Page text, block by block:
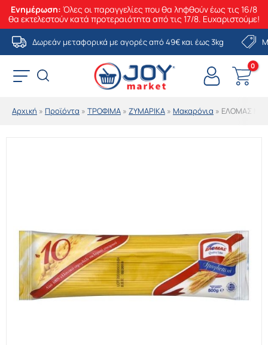
Ενημέρωση: Όλες οι παραγγελίες που θα ληφθούν έως τις 16/8
θα εκτελεστούν κατά προτεραιότητα από τις 17/8. Ευχαριστούμε!
Μετάβαση
στο
περιεχόμενο
Δωρεάν μεταφορικά με αγορές από 49€ και έως 3kg
Αρχική » Προϊόντα » ΤΡΟΦΙΜΑ » ΖΥΜΑΡΙΚΑ » Μακαρόνια » ΕΛΟΜΑΣ